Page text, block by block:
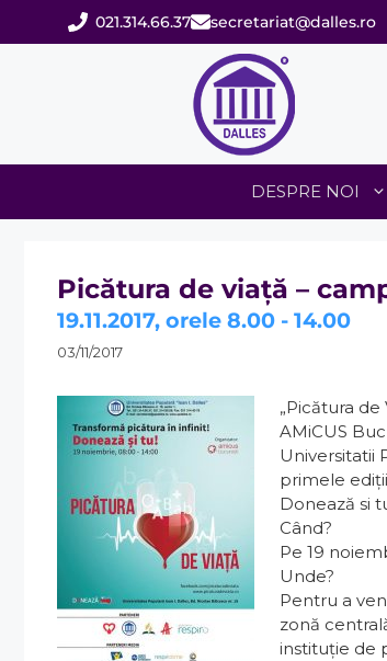
021.314.66.37 secretariat@dalles.ro
DESPRE NOI
Picătura de viață –
19.11.2017, orele 8.00 - 14.00
03/11/2017
„Picătura
AMiCUS
Universitatii
primele
Donează si
Când?
Pe 19
Unde?
Pentru a
zonă
instituție de